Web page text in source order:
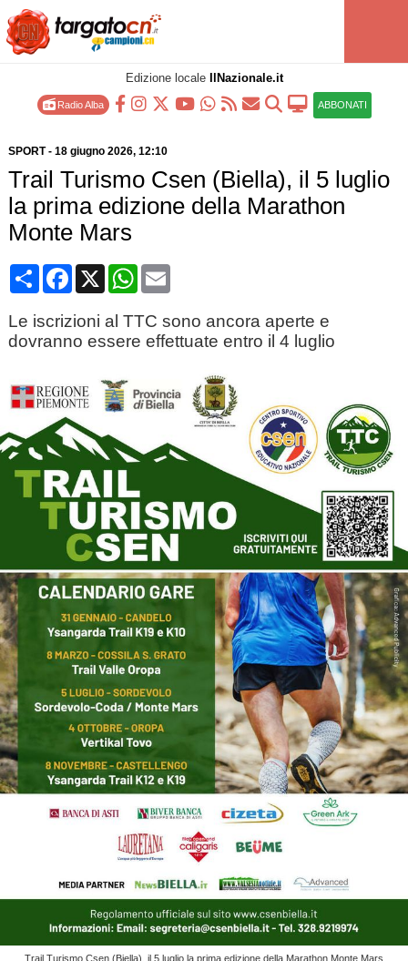
Edizione locale IlNazionale.it
Radio Alba ABBONATI
SPORT- 18 giugno 2026, 12:10
Trail Turismo Csen (Biella), il 5 luglio
la prima edizione della Marathon
Monte Mars
CondividiFacebook
X WhatsApp
Email
Le iscrizioni al TTC sono ancora aperte e
dovranno essere effettuate entro il 4 luglio
Trail Turismo Csen (Biella), il 5 luglio la prima edizione della Marathon Monte Mars